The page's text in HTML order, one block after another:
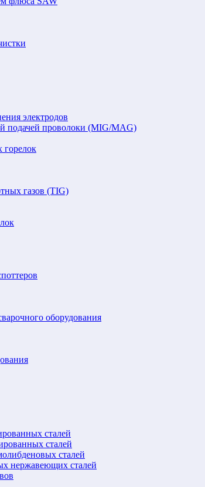
электродов
подачей проволоки (MIG/MAG)
горелок
газов (TIG)
оборудования
сталей
сталей
сталей
нержавеющих сталей